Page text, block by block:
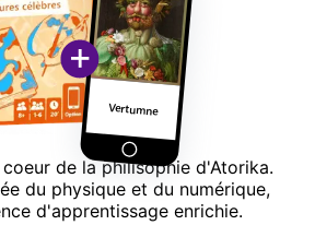
de la philisophie d'Atorika.
du physique et du numérique,
d'apprentissage enrichie.
Vertumne
+